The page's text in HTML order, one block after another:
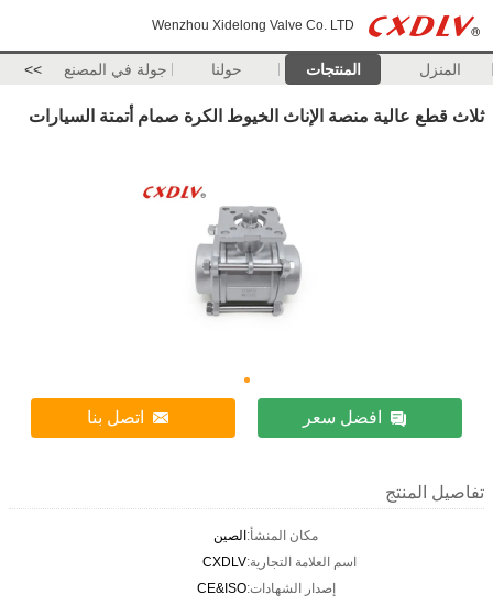
Wenzhou Xidelong Valve Co. LTD
المنزل المنتجات حولنا جولة في المصنع >>
ثلاث قطع عالية منصة الإناث الخيوط الكرة صمام أتمتة السيارات
افضل سعر اتصل بنا
تفاصيل المنتج
مكان المنشأ:الصين
اسم العلامة التجارية:CXDLV
إصدار الشهادات:CE&ISO